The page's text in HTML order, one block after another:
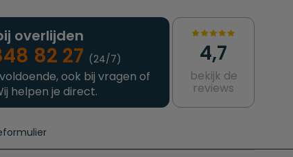
overlijden
82 27 (24/7)
ook bij vragen of
helpen je direct.
4,7
bekijk de
reviews